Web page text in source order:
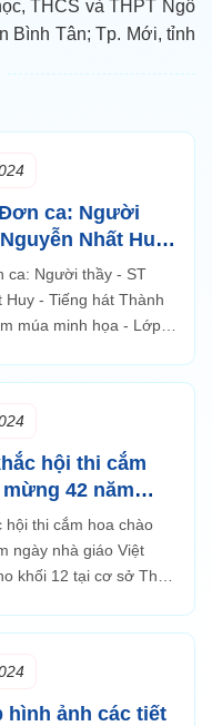
THCS và THPT Ngô
Bình Tân; Tp. Mới, tỉnh
ca: Người
Nhất Huy
Thành Nhân và
minh họa - Lớp
niệm 42 năm
ca: Người thầy - ST
Huy - Tiếng hát Thành
múa minh họa - Lớp
hội thi cắm
42 năm
Việt Nam
12 tại cơ sở
hội thi cắm hoa chào
ngày nhà giáo Việt
khối 12 tại cơ sở Thủ
hình ảnh các tiết